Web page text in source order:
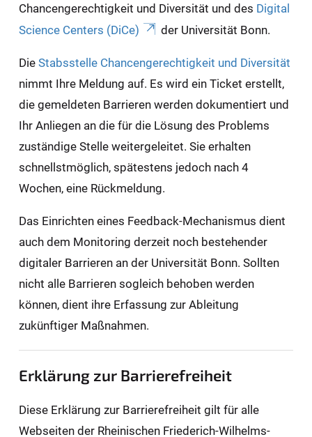
Chancengerechtigkeit und Diversität und des Digital
Science Centers (DiCe)
der Universität Bonn.
Die Stabsstelle Chancengerechtigkeit und Diversität
nimmt Ihre Meldung auf. Es wird ein Ticket erstellt,
die gemeldeten Barrieren werden dokumentiert und
Ihr Anliegen an die für die Lösung des Problems
zuständige Stelle weitergeleitet. Sie erhalten
schnellstmöglich, spätestens jedoch nach 4
Wochen, eine Rückmeldung.
Das Einrichten eines Feedback-Mechanismus dient
auch dem Monitoring derzeit noch bestehender
digitaler Barrieren an der Universität Bonn. Sollten
nicht alle Barrieren sogleich behoben werden
können, dient ihre Erfassung zur Ableitung
zukünftiger Maßnahmen.
Erklärung zur Barrierefreiheit
Diese Erklärung zur Barrierefreiheit gilt für alle
Webseiten der Rheinischen Friederich-Wilhelms-